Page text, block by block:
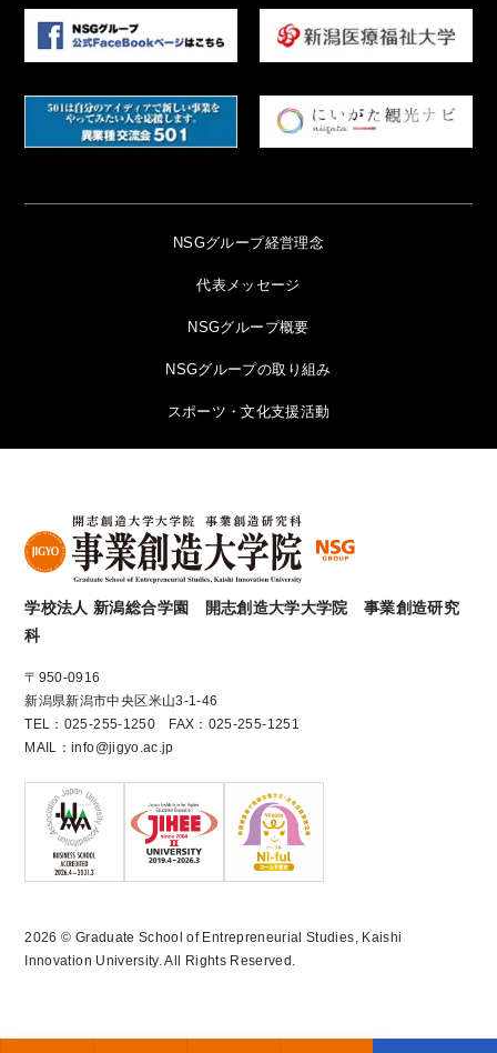
NSGグループ経営理念
代表メッセージ
NSGグループ概要
NSGグループの取り組み
スポーツ・文化支援活動
学校法人 新潟総合学園 開志創造大学大学院 事業創造研究
科
〒950-0916
新潟県新潟市中央区米山3-1-46
TEL：025-255-1250 FAX：025-255-1251
MAIL：info@jigyo.ac.jp
2026 © Graduate School of Entrepreneurial Studies, Kaishi
Innovation University. All Rights Reserved.